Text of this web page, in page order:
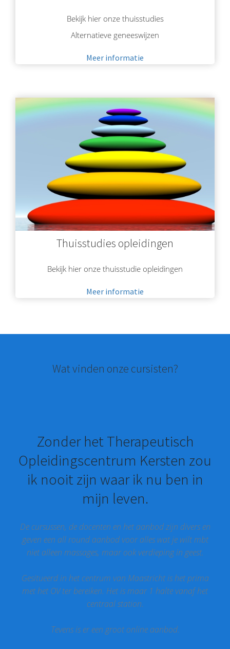
Bekijk hier onze thuisstudies
Alternatieve geneeswijzen
Meer informatie
Thuisstudies opleidingen
Bekijk hier onze thuisstudie opleidingen
Meer informatie
Wat vinden onze cursisten?
Zonder het Therapeutisch
Opleidingscentrum Kersten zou
ik nooit zijn waar ik nu ben in
mijn leven.
De cursussen, de docenten en het aanbod zijn divers en
geven een all round aanbod voor alles wat je wilt mbt
niet alleen massages, maar ook verdieping in geest.
Gesitueerd in het centrum van Maastricht is het prima
met het OV ter bereiken. Het is maar 1 halte vanaf het
centraal station.
Tevens is er een groot online aanbod.